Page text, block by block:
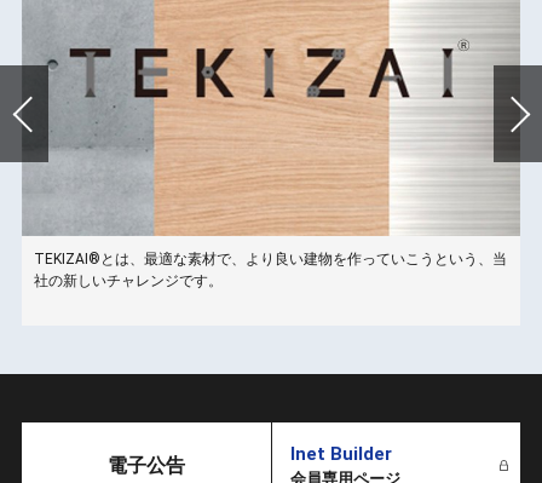
TEKIZAI®とは、最適な素材で、より良い建物を作っていこうという、当
社の新しいチャレンジです。
電子公告 Inet Builder
会員専用ページ